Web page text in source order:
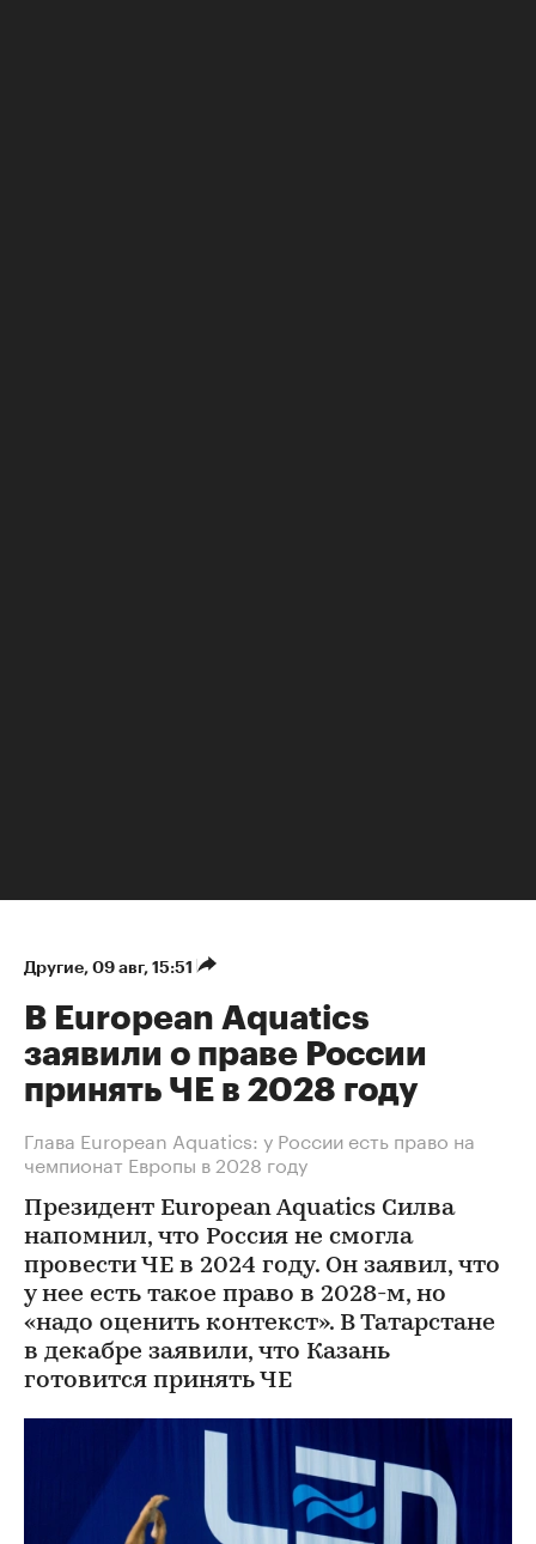
Другие 09 авг, 15:51
В European Aquatics
заявили о праве России
принять ЧЕ в 2028 году
Глава European Aquatics: у России есть право на
чемпионат Европы в 2028 году
Президент European Aquatics Силва
напомнил, что Россия не смогла
провести ЧЕ в 2024 году. Он заявил, что
у нее есть такое право в 2028-м, но
«надо оценить контекст». В Татарстане
в декабре заявили, что Казань
готовится принять ЧЕ